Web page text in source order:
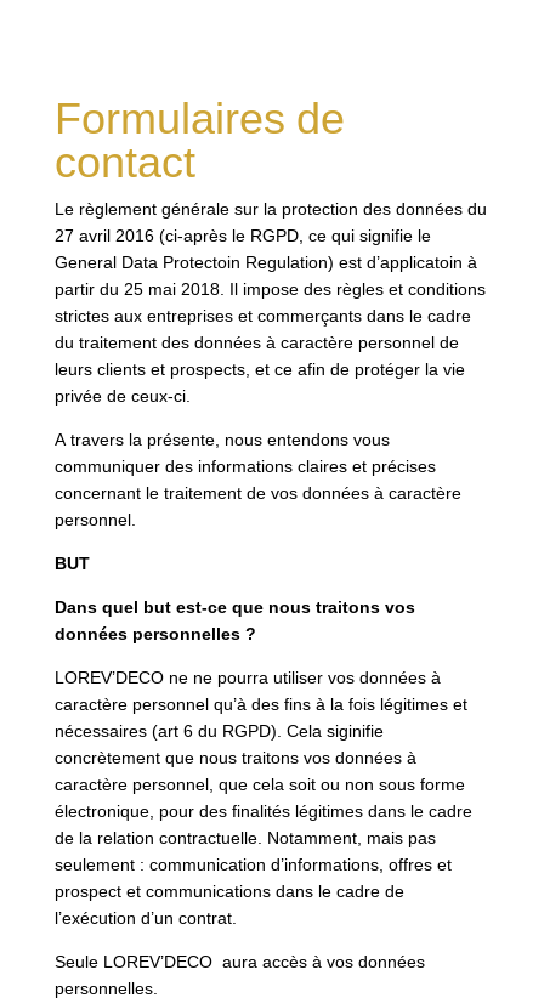
Formulaires de
contact
Le règlement générale sur la protection des données du
27 avril 2016 (ci-après le RGPD, ce qui signifie le
General Data Protectoin Regulation) est d’applicatoin à
partir du 25 mai 2018. Il impose des règles et conditions
strictes aux entreprises et commerçants dans le cadre
du traitement des données à caractère personnel de
leurs clients et prospects, et ce afin de protéger la vie
privée de ceux-ci.
A travers la présente, nous entendons vous
communiquer des informations claires et précises
concernant le traitement de vos données à caractère
personnel.
BUT
Dans quel but est-ce que nous traitons vos
données personnelles ?
LOREV’DECO ne ne pourra utiliser vos données à
caractère personnel qu’à des fins à la fois légitimes et
nécessaires (art 6 du RGPD). Cela siginifie
concrètement que nous traitons vos données à
caractère personnel, que cela soit ou non sous forme
électronique, pour des finalités légitimes dans le cadre
de la relation contractuelle. Notamment, mais pas
seulement : communication d’informations, offres et
prospect et communications dans le cadre de
l’exécution d’un contrat.
Seule LOREV’DECO aura accès à vos données
personnelles.